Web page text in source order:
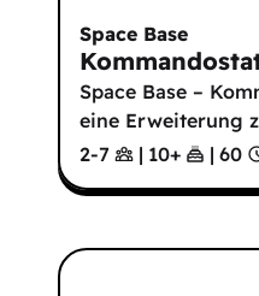
Space Base
Space Base –
eine Erweiterung
2-7
| 10+ | 60